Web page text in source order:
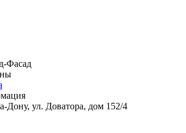
Фасад
Дону, ул. Доватора, дом 152/4